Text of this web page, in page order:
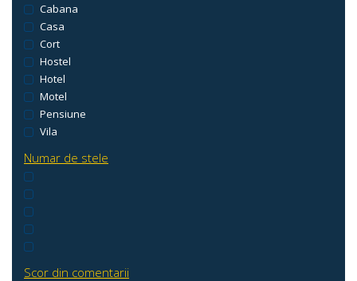
Cabana
Casa
Cort
Hostel
Hotel
Motel
Pensiune
Vila
Numar de stele
Scor din comentarii